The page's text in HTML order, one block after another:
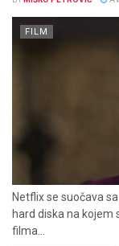
FILM
Netflix se suočava
hard diska na kojem
filma...